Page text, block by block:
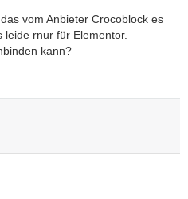
vom Anbieter Crocoblock es
leide rnur für Elementor.
kann?